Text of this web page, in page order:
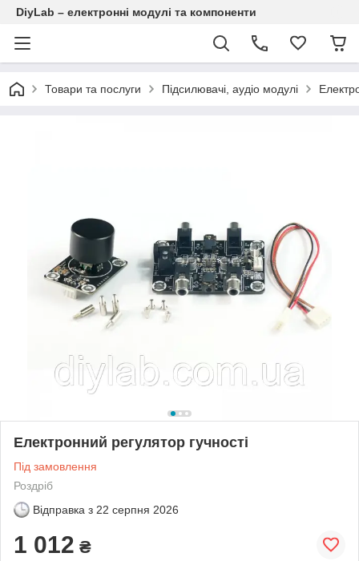
DiyLab – електронні модулі та компоненти
Товари та послуги Підсилювачі, аудіо модулі
Електронний регулятор гучності
Під замовлення
Роздріб
Відправка з 22 серпня 2026
1 012 ₴